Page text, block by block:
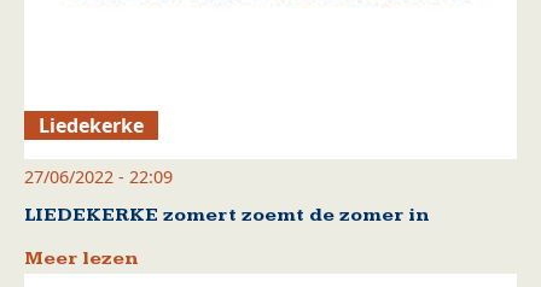
Liedekerke
27/06/2022 - 22:09
LIEDEKERKE zomert zoemt de zomer in
Meer lezen